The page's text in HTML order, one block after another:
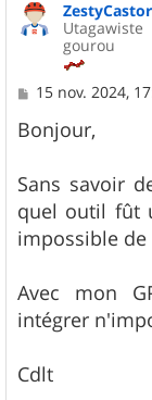
ZestyCastor
Utagawiste
gourou
M
s
s
g
e
15 nov. 2024,
Bonjour,
Sans savoir
quel outil fût
impossible
Avec mon
intégrer
Cdlt